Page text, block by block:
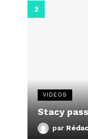
VIDEOS
Stacy
par